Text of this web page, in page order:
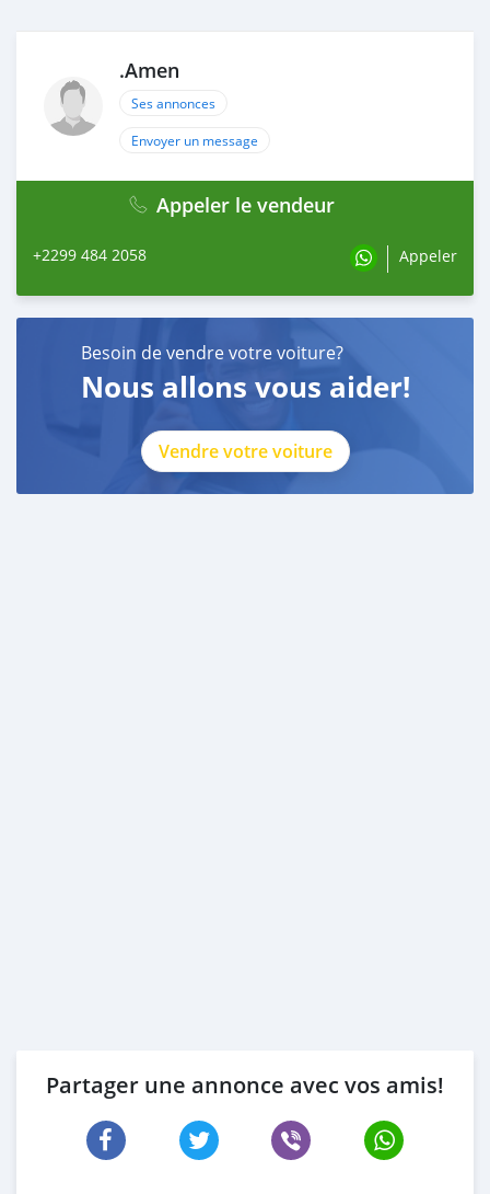
.Amen
Ses annonces
Envoyer un message
Appeler le vendeur
+2299 484 2058 Appeler
Besoin de vendre votre voiture?
Nous allons vous aider!
Vendre votre voiture
Partager une annonce avec vos amis!